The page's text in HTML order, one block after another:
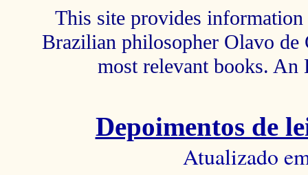
This site provides
Brazilian philosopher Olavo de
most relevant books.
Depoimentos de
Atualizado